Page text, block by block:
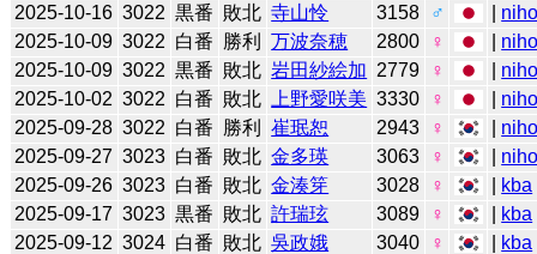
2025-10-16 3022 黒番 敗北 寺山怜 3158 ♂
2025-10-09 3022 白番 勝利 万波奈穂 2800 ♀
2025-10-09 3022 黒番 敗北 岩田紗絵加 2779 ♀
2025-10-02 3022 白番 敗北 上野愛咲美 3330 ♀
2025-09-28 3022 白番 勝利 崔珉恕 2943 ♀
2025-09-27 3023 白番 敗北 金多瑛 3063 ♀
2025-09-26 3023 白番 敗北 金湊笌 3028 ♀ kba
2025-09-17 3023 黒番 敗北 許瑞玹 3089 ♀ kba
2025-09-12 3024 白番 敗北 吳政娥 3040 ♀ kba